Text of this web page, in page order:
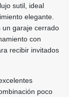
sutil, ideal
elegante.
un garaje cerrado
con
recibir invitados
poco